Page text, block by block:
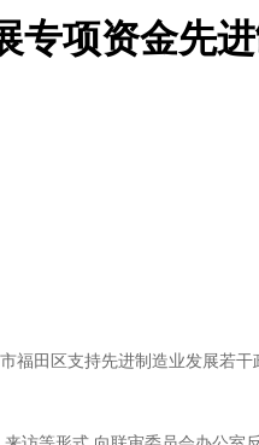
专项资金先
福田区支持先进制造业发展若